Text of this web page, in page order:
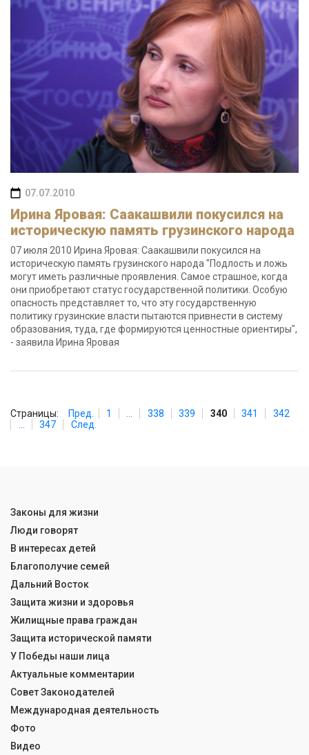
07.07.2010
Ирина Яровая: Саакашвили покусился на
историческую память грузинского народа
07 июля 2010 Ирина Яровая: Саакашвили покусился на
историческую память грузинского народа "Подлость и ложь
могут иметь различные проявления. Самое страшное, когда
они приобретают статус государственной политики. Особую
опасность представляет то, что эту государственную
политику грузинские власти пытаются привнести в систему
образования, туда, где формируются ценностные ориентиры",
- заявила Ирина Яровая
Страницы: Пред. 1 338 339 340 341
342
347 След.
Законы для жизни
Люди говорят
В интересах детей
Благополучие семей
Дальний Восток
Защита жизни и здоровья
Жилищные права граждан
Защита исторической памяти
У Победы наши лица
Актуальные комментарии
Совет Законодателей
Международная деятельность
Фото
Видео